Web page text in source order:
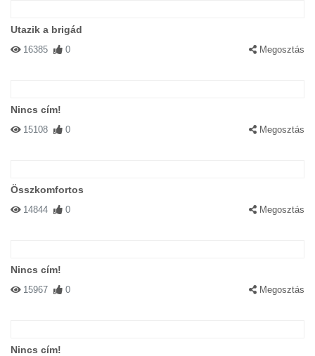
Utazik a brigád
16385 0 Megosztás
Nincs cím!
15108 0 Megosztás
Összkomfortos
14844 0 Megosztás
Nincs cím!
15967 0 Megosztás
Nincs cím!